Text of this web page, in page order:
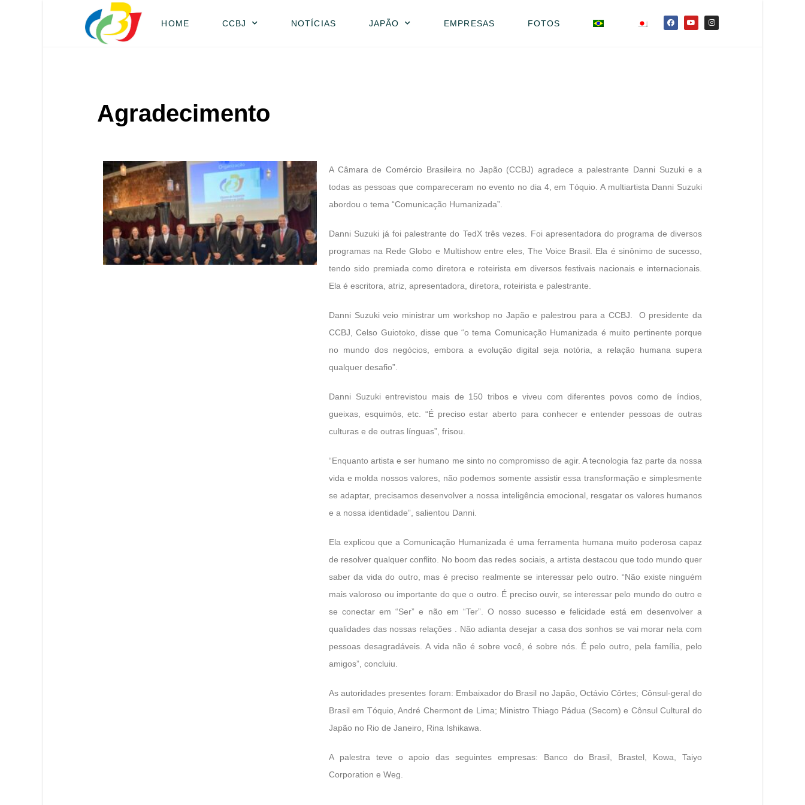
HOME CCBJ NOTÍCIAS JAPÃO EMPRESAS FOTOS
Agradecimento
A Câmara de Comércio Brasileira no Japão (CCBJ) agradece a palestrante Danni Suzuki e a
todas as pessoas que compareceram no evento no dia 4, em Tóquio. A multiartista Danni Suzuki
abordou o tema “Comunicação Humanizada”.
Danni Suzuki já foi palestrante do TedX três vezes. Foi apresentadora do programa de diversos
programas na Rede Globo e Multishow entre eles, The Voice Brasil. Ela é sinônimo de sucesso,
tendo sido premiada como diretora e roteirista em diversos festivais nacionais e internacionais.
Ela é escritora, atriz, apresentadora, diretora, roteirista e palestrante.
Danni Suzuki veio ministrar um workshop no Japão e palestrou para a CCBJ.
O presidente da
CCBJ, Celso Guiotoko, disse que “o tema Comunicação Humanizada é muito pertinente porque
no mundo dos negócios, embora a evolução digital seja notória, a relação humana supera
qualquer desafio”.
Danni Suzuki entrevistou mais de 150 tribos e viveu com diferentes povos como de índios,
gueixas, esquimós, etc. “É preciso estar aberto para conhecer e entender pessoas de outras
culturas e de outras línguas”, frisou.
“Enquanto artista e ser humano me sinto no compromisso de agir. A tecnologia faz parte da nossa
vida e molda nossos valores, não podemos somente assistir essa transformação e simplesmente
se adaptar, precisamos desenvolver a nossa inteligência emocional, resgatar os valores humanos
e a nossa identidade”, salientou Danni.
Ela explicou que a Comunicação Humanizada é uma ferramenta humana muito poderosa capaz
de resolver qualquer conflito. No boom das redes sociais, a artista destacou que todo mundo quer
saber da vida do outro, mas é preciso realmente se interessar pelo outro. “Não existe ninguém
mais valoroso ou importante do que o outro. É preciso ouvir, se interessar pelo mundo do outro e
se conectar em “Ser” e não em “Ter”. O nosso sucesso e felicidade está em desenvolver a
qualidades das nossas relações . Não adianta desejar a casa dos sonhos se vai morar nela com
pessoas desagradáveis. A vida não é sobre você, é sobre nós. É pelo outro, pela família, pelo
amigos”, concluiu.
As autoridades presentes foram: Embaixador do Brasil no Japão, Octávio Côrtes; Cônsul-geral do
Brasil em Tóquio, André Chermont de Lima; Ministro Thiago Pádua (Secom) e Cônsul Cultural do
Japão no Rio de Janeiro, Rina Ishikawa.
A palestra teve o apoio das seguintes empresas: Banco do Brasil, Brastel, Kowa, Taiyo
Corporation e Weg.